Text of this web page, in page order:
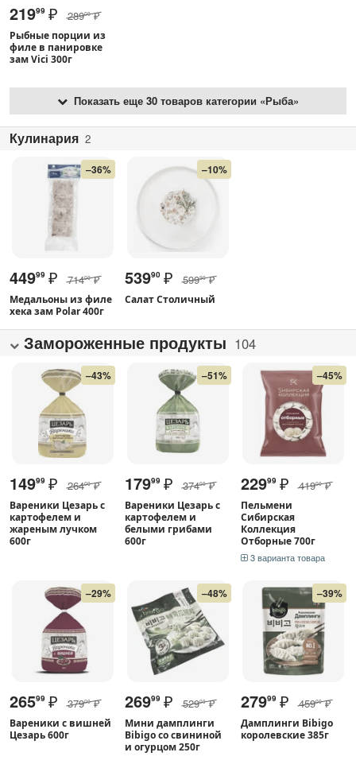
21999 ₽ 28900 ₽
Рыбные порции из
филе в панировке
зам Vici 300г
Показать еще 30 товаров категории «Рыба»
Кулинария 2
–36%
44999 ₽ 71400 ₽
Медальоны из филе
хека зам Polar 400г
–10%
53990 ₽ 59990 ₽
Салат Столичный
Замороженные продукты 104
–43%
14999 ₽ 26400 ₽
Вареники Цезарь с
картофелем и
жареным лучком
600г
–51%
17999 ₽ 37400 ₽
Вареники Цезарь с
картофелем и
белыми грибами
600г
–45%
22999 ₽ 41900 ₽
Пельмени
Сибирская
Коллекция
Отборные 700г
3 варианта товара
–29%
26599 ₽ 37900 ₽
Вареники с вишней
Цезарь 600г
–48%
26999 ₽ 52900 ₽
Мини дамплинги
Bibigo со свининой
и огурцом 250г
–39%
27999 ₽ 45900 ₽
Дамплинги Bibigo
королевские 385г